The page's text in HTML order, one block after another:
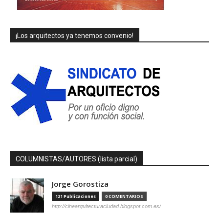
¡Los arquitectos ya tenemos convenio!
COLUMNISTAS/AUTORES (lista parcial)
Jorge Gorostiza
121 Publicaciones 0 COMENTARIOS
http://cinearquitecturaciudad.blogspot.com.es/